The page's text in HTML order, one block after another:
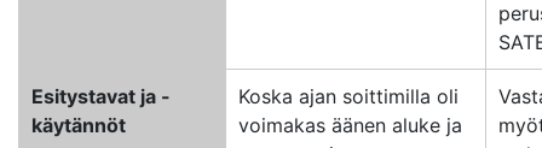
Esitystavat ja -
käytännöt
Koska ajan soittimilla oli
voimakas äänen aluke ja